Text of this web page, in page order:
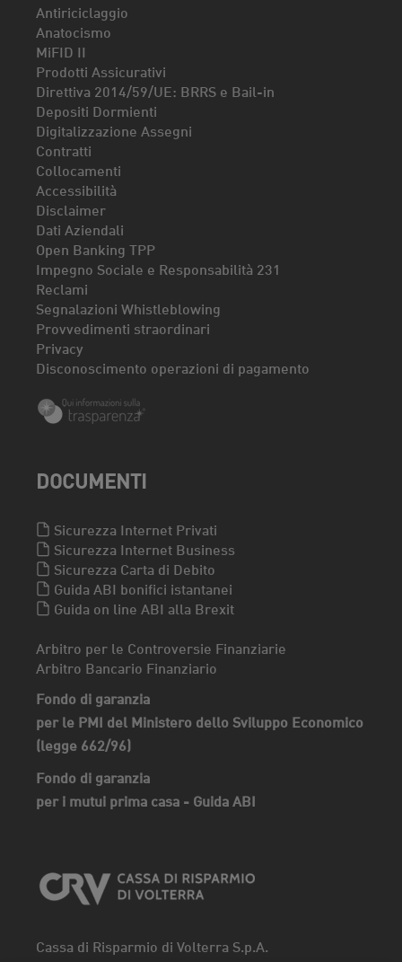
Antiriciclaggio
Anatocismo
MiFID II
Prodotti Assicurativi
Direttiva 2014/59/UE: BRRS e Bail-in
Depositi Dormienti
Digitalizzazione Assegni
Contratti
Collocamenti
Accessibilità
Disclaimer
Dati Aziendali
Open Banking TPP
Impegno Sociale e Responsabilità 231
Reclami
Segnalazioni Whistleblowing
Provvedimenti straordinari
Privacy
Disconoscimento operazioni di pagamento
DOCUMENTI
Sicurezza Internet Privati
Sicurezza Internet Business
Sicurezza Carta di Debito
Guida ABI bonifici istantanei
Guida on line ABI alla Brexit
Arbitro per le Controversie Finanziarie
Arbitro Bancario Finanziario
Fondo di garanzia
per le PMI del Ministero dello Sviluppo Economico
(legge 662/96)
Fondo di garanzia
per i mutui prima casa - Guida ABI
Cassa di Risparmio di Volterra S.p.A.